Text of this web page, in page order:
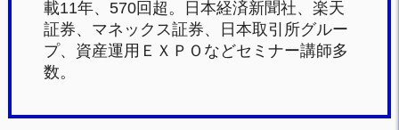
載11年、570回超。日本経済新聞社、楽天
証券、マネックス証券、日本取引所グルー
プ、資産運用ＥＸＰＯなどセミナー講師多
数。